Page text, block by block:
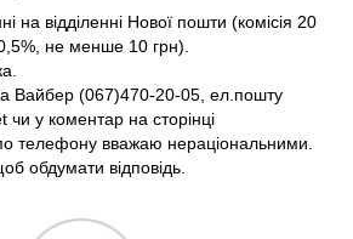
на відділенні Нової пошти (комісія 20
не менше 10 грн).
Вайбер (067)470-20-05, ел.пошту
у коментар на сторінці
телефону вважаю нераціональними.
обдумати відповідь.